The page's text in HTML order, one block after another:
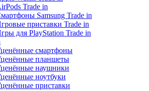
Trade in
Samsung Trade in
приставки Trade in
для PlayStation Trade in
смартфоны
планшеты
наушники
ноутбуки
приставки